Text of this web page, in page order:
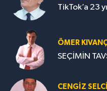
TikTok’a 23
ÖMER
SEÇİMİN
CENGİZ SELCİ